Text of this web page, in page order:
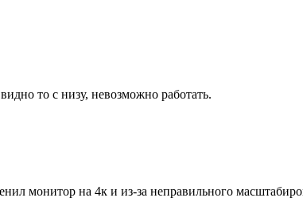
то с низу, невозможно работать.
монитор на 4к и из-за неправильного